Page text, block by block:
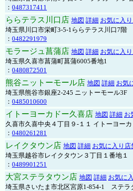
： 0487317411
ららテラス川口店 地図 詳細 お気に入
埼玉県川口市栄町3-5-1ららテラス川口7階
： 0482291979
モラージュ菖蒲店 地図 詳細 お気に入
埼玉県久喜市菖蒲町菖蒲6005番地1
： 0480872501
熊谷ニットーモール店 地図 詳細 お気
埼玉県熊谷市銀座2-245 ニットーモール3F
： 0485010600
イトーヨーカドー久喜店 地図 詳細 お
久喜市久喜中央４丁目９-１１ イトーヨー
： 0480261281
レイクタウン店 地図 詳細 お気に入り店
埼玉県越谷市レイクタウン３丁目１番地１
： 0489901251
大宮ステラタウン店 地図 詳細 お気に
埼玉県さいたま市北区宮原1-854-1 ステラ